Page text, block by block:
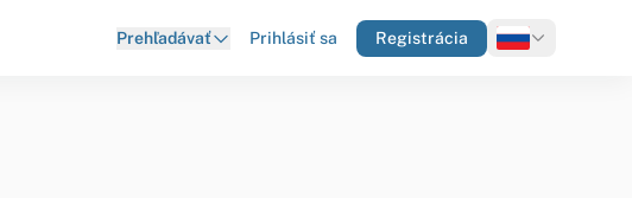
Prehľadávať Prihlásiť sa Registrácia